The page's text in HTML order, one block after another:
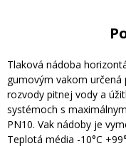
Tlaková nádoba
gumovým vakom určená
rozvody pitnej vody a
systémoch s
PN10. Vak nádoby je
Teplotá média -10°C